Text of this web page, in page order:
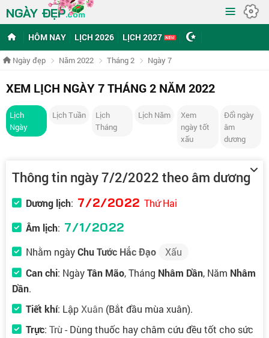
NGÀY ĐẸP.com ≡
HÔM NAY LỊCH 2026 LỊCH 2027
Ngày đẹp Năm 2022 Tháng 2 Ngày 7
XEM LỊCH NGÀY 7 THÁNG 2 NĂM 2022
Lịch
Ngày
Lịch Tuần
Lịch
Tháng
Lịch Năm
Xem
ngày tốt
xấu
Đổi ngày
âm
dương
Thông tin ngày 7/2/2022 theo âm dương
Dương lịch: 7/2/2022 Thứ Hai
Âm lịch: 7/1/2022
Nhằm ngàyChu Tước Hắc Đạo
Xấu
Can chi: NgàyTân Mão, Tháng Nhâm Dần, Năm Nhâm
Dần.
Tiết khí: Lập Xuân (Bắt đầu mùa xuân).
Trực: Trừ- Dùng thuốc hay châm cứu đều tốt cho sức